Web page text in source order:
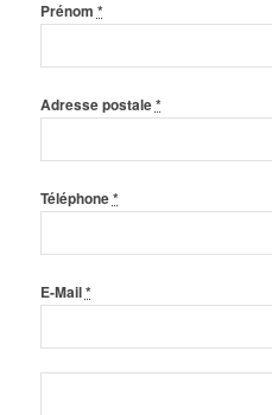
Prénom *
Adresse postale*
Téléphone*
E-Mail*